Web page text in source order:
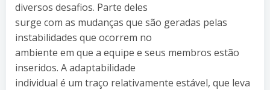
diversos desafios. Parte deles
surge com as mudanças que são geradas pelas
instabilidades que ocorrem no
ambiente em que a equipe e seus membros estão
inseridos. A adaptabilidade
individual é um traço relativamente estável, que leva